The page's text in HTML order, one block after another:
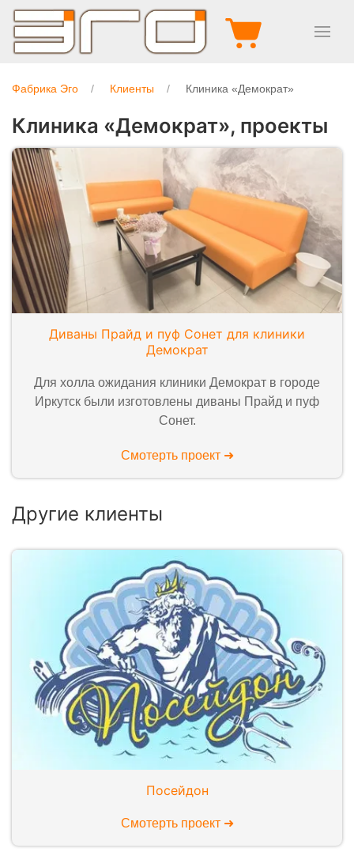
Фабрика Эго Клиенты Клиника «Демократ»
Клиника «Демократ», проекты
Диваны Прайд и пуф Сонет для клиники
Демократ
Для холла ожидания клиники Демократ в городе
Иркутск были изготовлены диваны Прайд и пуф
Сонет.
Смотерть проект ➜
Другие клиенты
Посейдон
Смотерть проект ➜